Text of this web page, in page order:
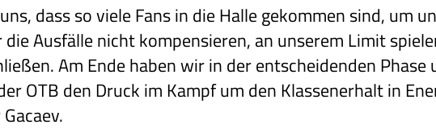
dass so viele Fans in die Halle gekommen sind, um
Ausfälle nicht kompensieren, an unserem Limit
Am Ende haben wir in der entscheidenden
OTB den Druck im Kampf um den Klassenerhalt in